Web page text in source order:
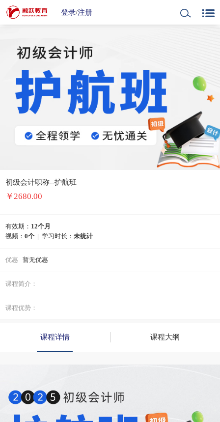
登录/注册
初级会计职称--护航班
￥ 2680.00
有效期： 12个月
视频：0个 | 学习时长：未统计
优惠 暂无优惠
课程简介：
课程优势：
课程详情 课程大纲